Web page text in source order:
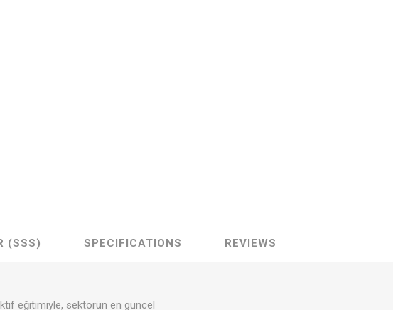
(SSS) SPECIFICATIONS REVIEWS
eğitimiyle, sektörün en güncel